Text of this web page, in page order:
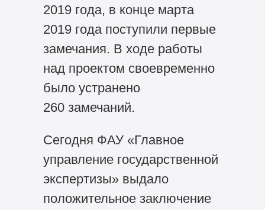
2019 года, в конце марта
2019 года поступили первые
замечания. В ходе работы
над проектом своевременно
было устранено
260 замечаний.
Сегодня ФАУ «Главное
управление государственной
экспертизы» выдало
положительное заключение